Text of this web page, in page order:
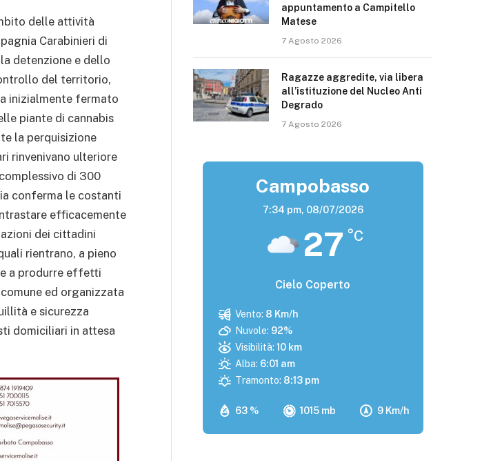
delle attività
Carabinieri di
detenzione e dello
del territorio,
inizialmente fermato
piante di cannabis
la perquisizione
rinvenivano ulteriore
di 300
conferma le costanti
efficacemente
dei cittadini
rientrano, a pieno
a produrre effetti
ed organizzata
e sicurezza
domiciliari in attesa
appuntamento a Campitello
Matese
7 Agosto 2026
Ragazze aggredite, via libera
all’istituzione del Nucleo Anti
Degrado
7 Agosto 2026
Campobasso
7:34 pm, 08/07/2026
27 °C
Cielo Coperto
63 % 1015 mb 9 Km/h
Vento: 8 Km/h
Nuvole: 92%
Visibilità: 10 km
Alba: 6:01 am
Tramonto: 8:13 pm